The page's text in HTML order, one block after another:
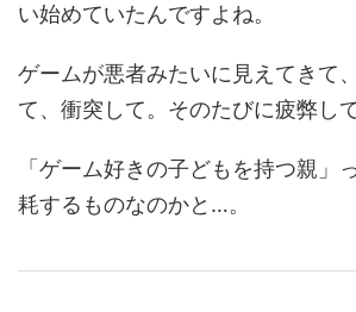
い始めていたんですよね。
ゲームが悪者みたいに見えてきて
て、衝突して。そのたびに疲弊して
「ゲーム好きの子どもを持つ親」
耗するものなのかと…。